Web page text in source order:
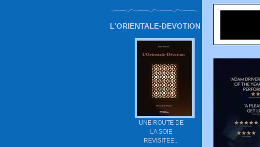
L'ORIENTALE-DEVOTION
UNE ROUTE DE
LA SOIE
REVISITEE...